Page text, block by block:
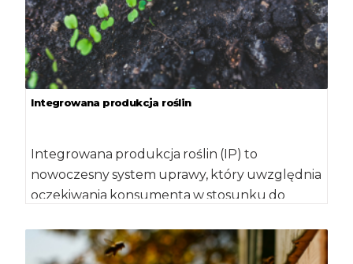
Integrowana produkcja roślin
Integrowana produkcja roślin (IP) to
nowoczesny system uprawy, który uwzględnia
oczekiwania konsumenta w stosunku do